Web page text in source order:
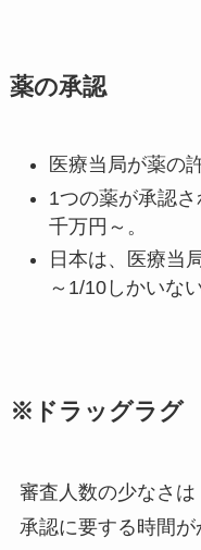
薬の承認
医療当局が薬の
1つの薬が承認
千万円～。
日本は、医療当
～1/10しかいない
※ドラッグラグ
審査人数の少なさ
承認に要する時間